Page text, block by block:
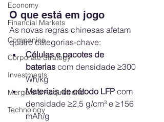
Economy
Financial Markets
Companies
Corporate Strategy
Investments
Mergers & Acquisitions
Technology
O que está em jogo
As novas regras chinesas afetam
quatro categorias-chave:
Células e pacotes de
baterias com densidade ≥300
Wh/kg
Materiais de cátodo LFP com
densidade ≥2,5 g/cm³ e ≥156
mAh/g